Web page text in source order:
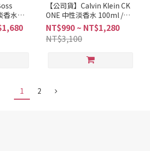
香水
【公司貨】Calvin Klein CK
ONE 中性淡香水 100ml /
200ml
NT$990 ~ NT$1,280
NT$3,100
1 2